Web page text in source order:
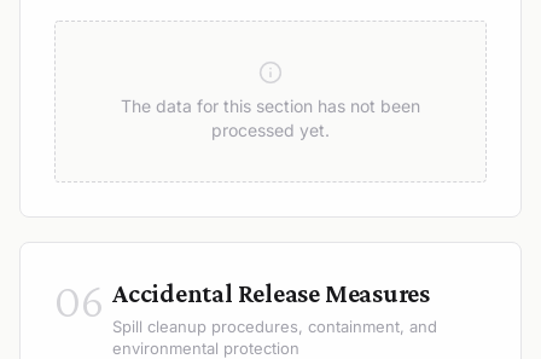
The data for this section has not been
processed yet.
06 Accidental Release Measures
Spill cleanup procedures, containment, and
environmental protection